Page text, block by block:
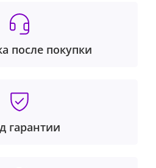
после покупки
гарантии